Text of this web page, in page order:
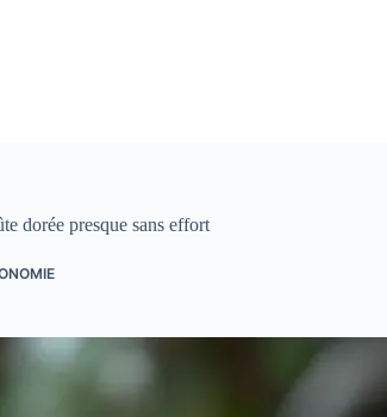
dorée presque sans effort